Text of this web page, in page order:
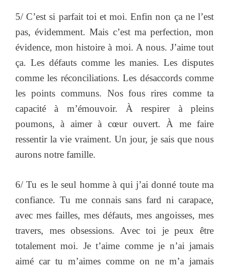
5/ C’est si parfait toi et moi. Enfin non ça ne l’est
pas, évidemment. Mais c’est ma perfection, mon
évidence, mon histoire à moi. A nous. J’aime tout
ça. Les défauts comme les manies. Les disputes
comme les réconciliations. Les désaccords comme
les points communs. Nos fous rires comme ta
capacité à m’émouvoir. À respirer à pleins
poumons, à aimer à cœur ouvert. À me faire
ressentir la vie vraiment. Un jour, je sais que nous
aurons notre famille.
6/ Tu es le seul homme à qui j’ai donné toute ma
confiance. Tu me connais sans fard ni carapace,
avec mes failles, mes défauts, mes angoisses, mes
travers, mes obsessions. Avec toi je peux être
totalement moi. Je t’aime comme je n’ai jamais
aimé car tu m’aimes comme on ne m’a jamais